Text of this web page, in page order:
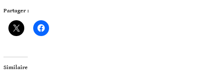
Partager :
Similaire